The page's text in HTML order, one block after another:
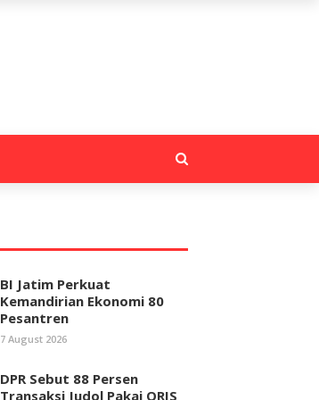
BI Jatim Perkuat
Kemandirian Ekonomi 80
Pesantren
7 August 2026
DPR Sebut 88 Persen
Transaksi Judol Pakai QRIS